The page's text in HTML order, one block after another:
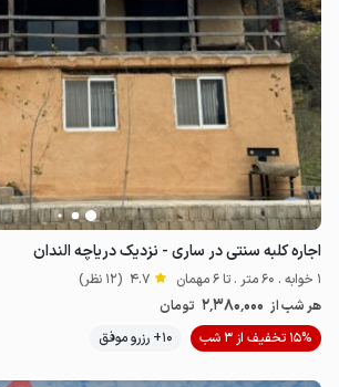
2.5میلیون ت 3.5
اجاره کلبه سنتی در ساری - نزدیک دریاچه الندان
1 خوابه . 60 متر . تا 6 مهمان 4.7 (12 نظر)
هر شب از 2٬380٬000 تومان
15% تخفیف از 3 شب
10+ رزرو موفق